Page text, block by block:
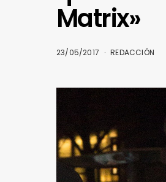
Matrix»
23/05/2017 REDACCIÓN